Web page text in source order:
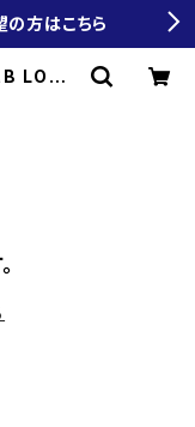
の方はこちら